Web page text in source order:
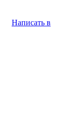
Написать в